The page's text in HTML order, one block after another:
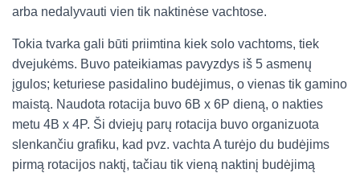
arba nedalyvauti vien tik naktinėse vachtose.
Tokia tvarka gali būti priimtina kiek solo vachtoms, tiek
dvejukėms. Buvo pateikiamas pavyzdys iš 5 asmenų
įgulos; keturiese pasidalino budėjimus, o vienas tik gamino
maistą. Naudota rotacija buvo 6B x 6P dieną, o nakties
metu 4B x 4P. Ši dviejų parų rotacija buvo organizuota
slenkančiu grafiku, kad pvz. vachta A turėjo du budėjims
pirmą rotacijos naktį, tačiau tik vieną naktinį budėjimą